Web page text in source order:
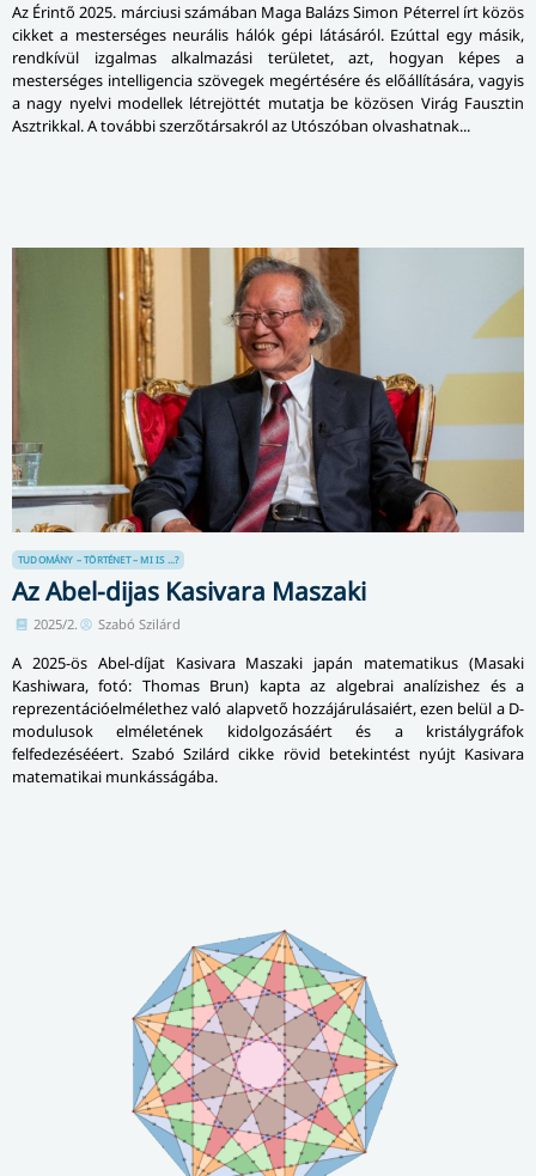
Az Érintő 2025. márciusi számában Maga Balázs Simon Péterrel írt közös
cikket a mesterséges neurális hálók gépi látásáról. Ezúttal egy másik,
rendkívül izgalmas alkalmazási területet, azt, hogyan képes a
mesterséges intelligencia szövegek megértésére és előállítására, vagyis
a nagy nyelvi modellek létrejöttét mutatja be közösen Virág Fausztin
Asztrikkal. A további szerzőtársakról az Utószóban olvashatnak...
TUDOMÁNY – TÖRTÉNET – MI IS ...?
Az Abel-dijas Kasivara Maszaki
2025/2. Szabó Szilárd
A 2025-ös Abel-díjat Kasivara Maszaki japán matematikus (Masaki
Kashiwara, fotó: Thomas Brun) kapta az algebrai analízishez és a
reprezentációelmélethez való alapvető hozzájárulásaiért, ezen belül a D-
modulusok elméletének kidol­go­zá­sá­ért és a kristálygráfok
felfedezésééert. Szabó Szilárd cikke rövid betekintést nyújt Kasivara
matematikai munkásságába.